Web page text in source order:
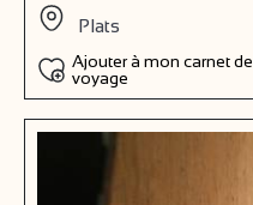
Plats
Ajouter à mon carnet de
voyage